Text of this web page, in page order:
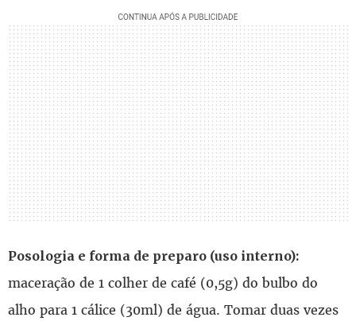
Posologia e forma de preparo (uso interno):
maceração de 1 colher de café (0,5g) do bulbo do
alho para 1 cálice (30ml) de água. Tomar duas vezes